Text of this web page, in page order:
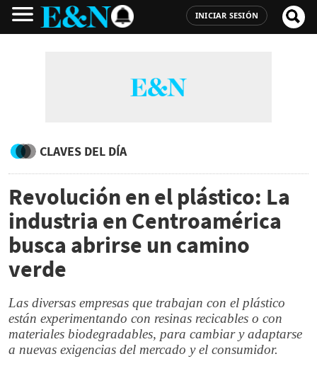
INICIAR SESIÓN
CLAVES DEL DÍA
Revolución en el plástico: La
industria en Centroamérica
busca abrirse un camino
verde
Las diversas empresas que trabajan con el plástico
están experimentando con resinas recicables o con
materiales biodegradables, para cambiar y adaptarse
a nuevas exigencias del mercado y el consumidor.